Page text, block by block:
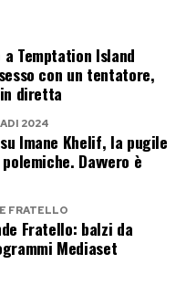
illustri e
continua a
Lui, però, sembra
parlare
lasciare che siano
Temptation Island
con un tentatore,
diretta
2024
Imane Khelif, la pugile
Davvero è
FRATELLO
Fratello: balzi da
Mediaset